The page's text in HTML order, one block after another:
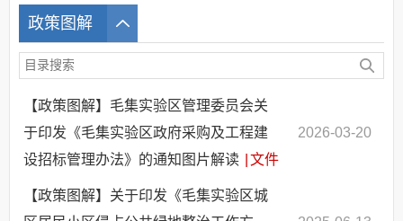
政策图解
【政策图解】毛集实验区管理委员会关
于印发《毛集实验区政府采购及工程建
设招标管理办法》的通知图片解读
文件
2026-03-20
【政策图解】关于印发《毛集实验区城